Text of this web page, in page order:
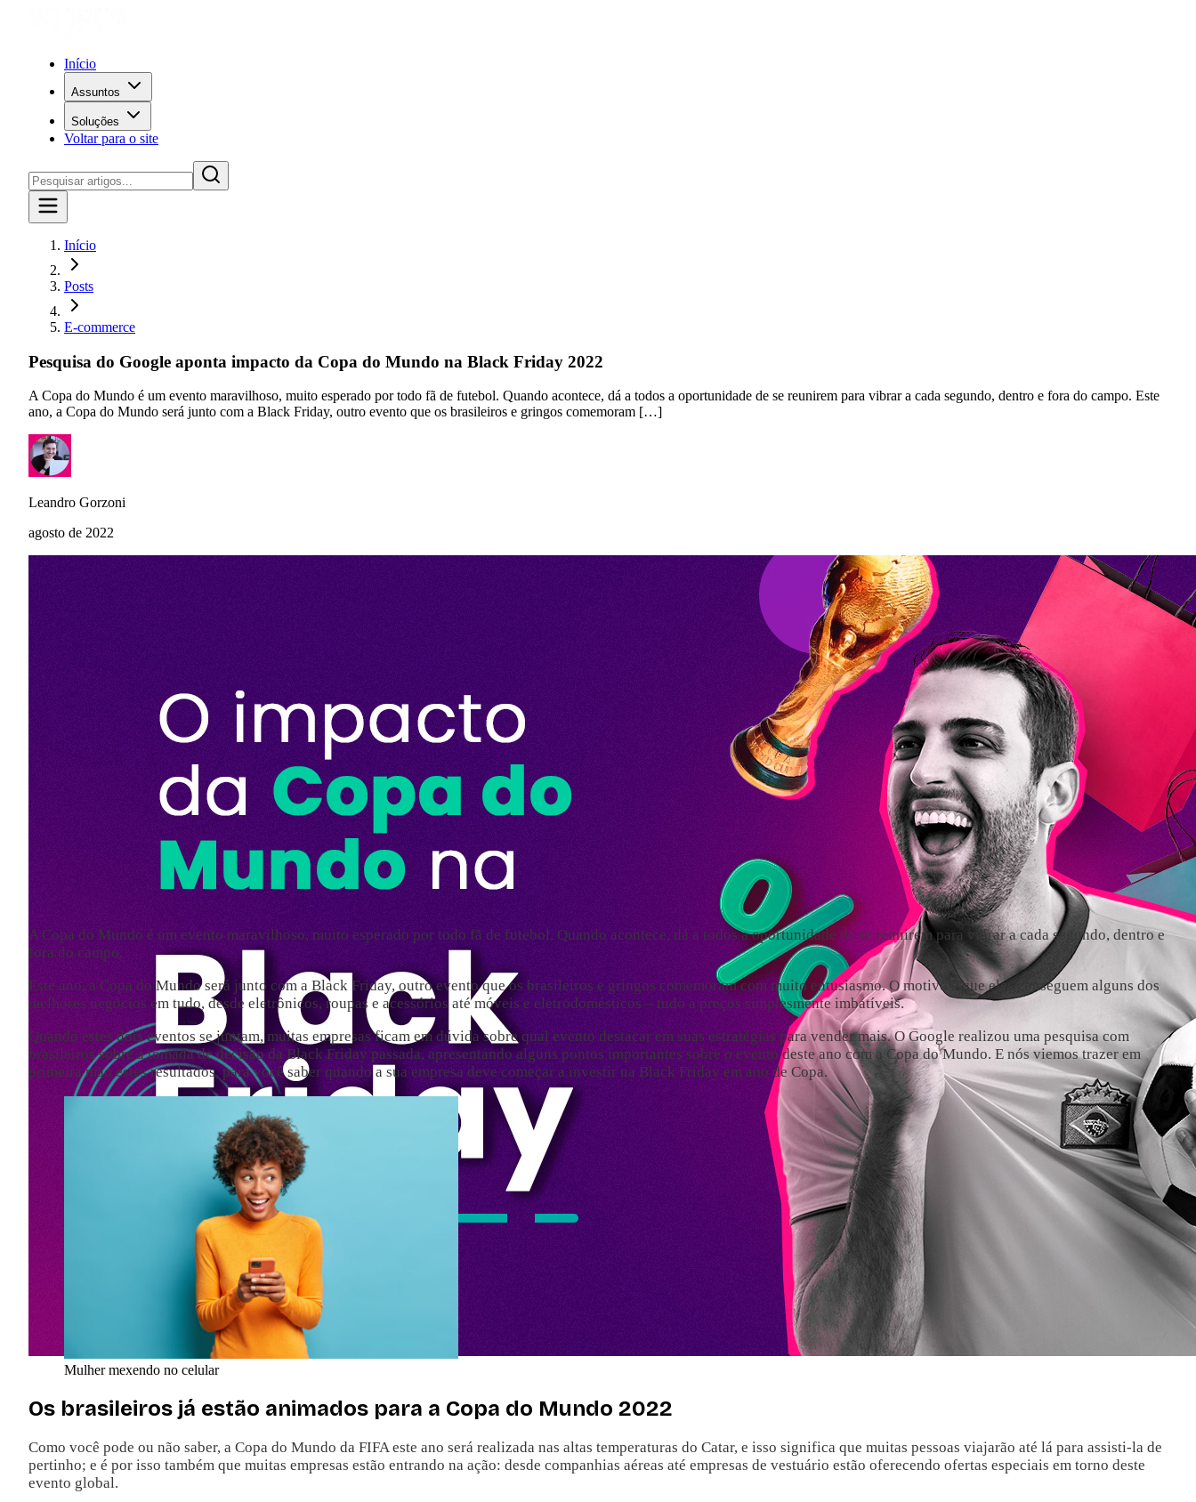
Início
Assuntos
Soluções
Voltar para o site
Início
Posts
E-commerce
Pesquisa do Google aponta impacto da Copa do Mundo na Black Friday 2022
A Copa do Mundo é um evento maravilhoso, muito esperado por todo fã de futebol. Quando acontece, dá a todos a oportunidade de se reunirem para vibrar a cada segundo, dentro e fora do campo. Este
ano, a Copa do Mundo será junto com a Black Friday, outro evento que os brasileiros e gringos comemoram […]
Leandro Gorzoni
agosto de 2022
A Copa do Mundo é um evento maravilhoso, muito esperado por todo fã de futebol. Quando acontece, dá a todos a oportunidade de se reunirem para vibrar a cada segundo, dentro e
fora do campo.
Este ano, a Copa do Mundo será junto com a Black Friday, outro evento que os brasileiros e gringos comemoram com muito entusiasmo. O motivo é que eles conseguem alguns dos
melhores negócios em tudo, desde eletrônicos, roupas e acessórios até móveis e eletrodomésticos – tudo a preços simplesmente imbatíveis.
Quando estes dois eventos se juntam, muitas empresas ficam em dúvida sobre qual evento destacar em suas estratégias para vender mais. O Google realizou uma pesquisa com
brasileiros sobre a tomada de decisão da Black Friday passada, apresentando alguns pontos importantes sobre o evento deste ano com a Copa do Mundo. E nós viemos trazer em
primeira mão estes resultados, para você saber quando a sua empresa deve começar a investir na Black Friday em ano de Copa.
Mulher mexendo no celular
Os brasileiros já estão animados para a Copa do Mundo 2022
Como você pode ou não saber, a Copa do Mundo da FIFA este ano será realizada nas altas temperaturas do Catar, e isso significa que muitas pessoas viajarão até lá para assisti-la de
pertinho; e é por isso também que muitas empresas estão entrando na ação: desde companhias aéreas até empresas de vestuário estão oferecendo ofertas especiais em torno deste
evento global.